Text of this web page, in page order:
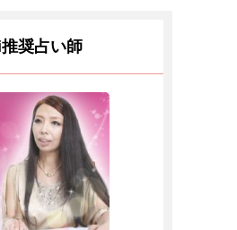
奨占い師